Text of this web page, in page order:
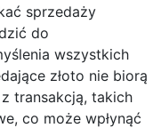
sprzedaży
do
wszystkich
złoto nie biorą
transakcją, takich
co może wpłynąć